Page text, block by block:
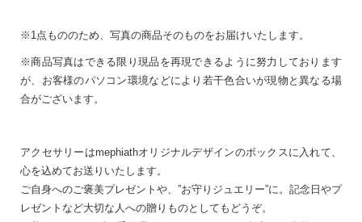
※1点もののため、写真の商品そのものをお届けいたします。
※商品写真はできる限り現品を再現できるように努力しております
が、お客様のパソコン環境などにより若干色合いが現物と異なる場
合がございます。
アクセサリーはmephiathオリジナルデザインのボックスに入れて、
心を込めてお送りいたします。
ご自身へのご褒美プレゼントや、”お守りジュエリー”に。記念日やプ
レゼントなど大切な人への贈りものとしてもどうぞ。